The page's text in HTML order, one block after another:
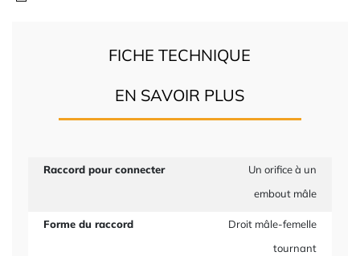
FICHE TECHNIQUE
EN SAVOIR PLUS
Raccord pour connecter
Un orifice à un
embout mâle
Forme du raccord
Droit mâle-femelle
tournant